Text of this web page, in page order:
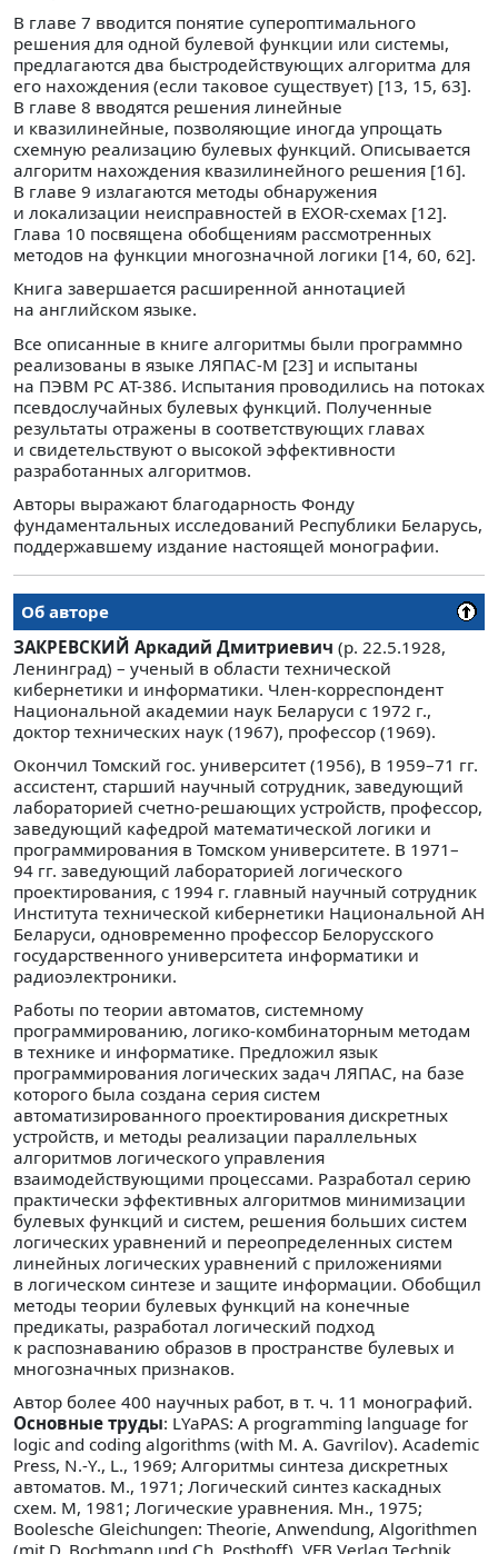
В главе 7 вводится понятие супероптимального
решения для одной булевой функции или системы,
предлагаются два быстродействующих алгоритма для
его нахождения (если таковое существует) [13, 15, 63].
В главе 8 вводятся решения линейные
и квазилинейные, позволяющие иногда упрощать
схемную реализацию булевых функций. Описывается
алгоритм нахождения квазилинейного решения [16].
В главе 9 излагаются методы обнаружения
и локализации неисправностей в EXOR-схемах [12].
Глава 10 посвящена обобщениям рассмотренных
методов на функции многозначной логики [14, 60, 62].
Книга завершается расширенной аннотацией
на английском языке.
Все описанные в книге алгоритмы были программно
реализованы в языке ЛЯПАС-М [23] и испытаны
на ПЭВМ PC AT-386. Испытания проводились на потоках
псевдослучайных булевых функций. Полученные
результаты отражены в соответствующих главах
и свидетельствуют о высокой эффективности
разработанных алгоритмов.
Авторы выражают благодарность Фонду
фундаментальных исследований Республики Беларусь,
поддержавшему издание настоящей монографии.
Об авторе
ЗАКРЕВСКИЙ Аркадий Дмитриевич (р. 22.5.1928,
Ленинград) – ученый в области технической
кибернетики и информатики. Член-корреспондент
Национальной академии наук Беларуси с 1972 г.,
доктор технических наук (1967), профессор (1969).
Окончил Томский гос. университет (1956), В 1959–71 гг.
ассистент, старший научный сотрудник, заведующий
лабораторией счетно-решающих устройств, профессор,
заведующий кафедрой математической логики и
программирования в Томском университете. В 1971–
94 гг. заведующий лабораторией логического
проектирования, с 1994 г. главный научный сотрудник
Института технической кибернетики Национальной АН
Беларуси, одновременно профессор Белорусского
государственного университета информатики и
радиоэлектроники.
Работы по теории автоматов, системному
программированию, логико-комбинаторным методам
в технике и информатике. Предложил язык
программирования логических задач ЛЯПАС, на базе
которого была создана серия систем
автоматизированного проектирования дискретных
устройств, и методы реализации параллельных
алгоритмов логического управления
взаимодействующими процессами. Разработал серию
практически эффективных алгоритмов минимизации
булевых функций и систем, решения больших систем
логических уравнений и переопределенных систем
линейных логических уравнений с приложениями
в логическом синтезе и защите информации. Обобщил
методы теории булевых функций на конечные
предикаты, разработал логический подход
к распознаванию образов в пространстве булевых и
многозначных признаков.
Автор более 400 научных работ, в т. ч. 11 монографий.
Основные труды: LYaPAS: A programming language for
logic and coding algorithms (with M. A. Gavrilov). Academic
Press, N.-Y., L., 1969; Алгоритмы синтеза дискретных
автоматов. М., 1971; Логический синтез каскадных
схем. М, 1981; Логические уравнения. Мн., 1975;
Boolesche Gleichungen: Theorie, Anwendung, Algorithmen